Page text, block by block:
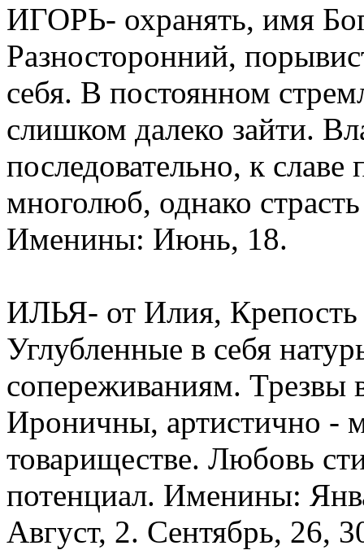
ИГОРЬ- охранять, имя
Разносторонний,
себя. В постоянном
слишком далеко зайти.
последовательно, к
многолюб, однако
Именины: Июнь, 18.
ИЛЬЯ- от Илия, Крепость
Углубленные в себя
сопереживаниям. Трезвы
Ироничны, артистично -
товариществе. Любовь
потенциал. Именины:
Август, 2. Сентябрь, 26,